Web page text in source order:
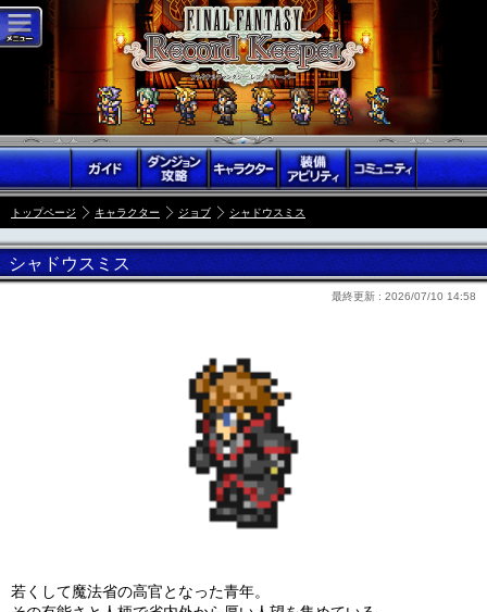
トップページ キャラクター ジョブ シャドウスミス
シャドウスミス
最終更新 : 2026/07/10 14:58
若くして魔法省の高官となった青年。